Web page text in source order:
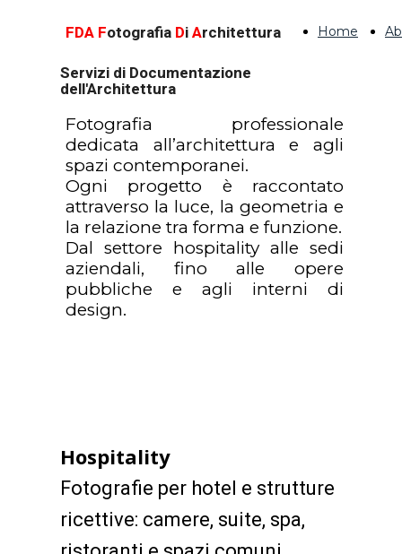
Home
FDA Fotografia DiArchitettura
Servizi di Documentazione
dell'Architettura
Fotografia professionale
dedicata all’architettura e agli
spazi contemporanei.
Ogni progetto è raccontato
attraverso la luce, la geometria e
la relazione tra forma e funzione.
Dal settore hospitality alle sedi
aziendali, fino alle opere
pubbliche e agli interni di
design.
Hospitality
Fotografie per hotel e strutture
ricettive: camere, suite, spa,